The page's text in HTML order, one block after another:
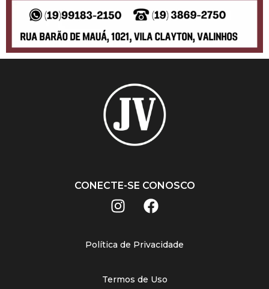
CONECTE-SE CONOSCO
Política de Privacidade
Termos de Uso